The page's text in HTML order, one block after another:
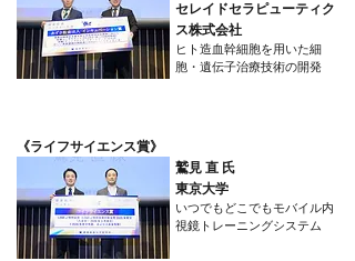
セレイドセラピューティク
ス株式会社
ヒト造血幹細胞を用いた細
胞・遺伝子治療技術の開発
​《ライフサイエンス賞》
鷲見 直 氏
東京大学
いつでもどこでもモバイル内
視鏡トレーニングシステム